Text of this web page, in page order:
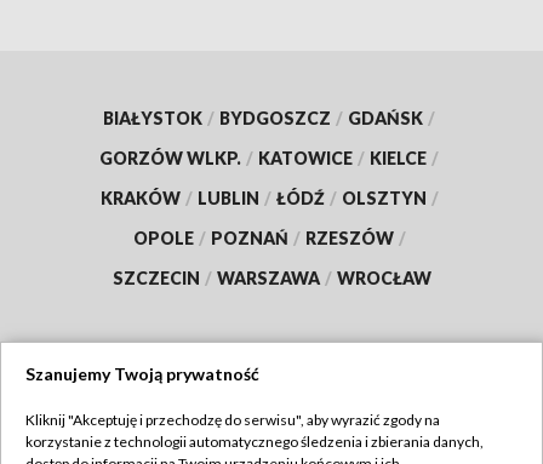
BIAŁYSTOK / BYDGOSZCZ / GDAŃSK /
GORZÓW WLKP. / KATOWICE / KIELCE /
KRAKÓW / LUBLIN / ŁÓDŹ / OLSZTYN /
OPOLE / POZNAŃ / RZESZÓW /
SZCZECIN / WARSZAWA / WROCŁAW
TVP
Szanujemy Twoją prywatność
Kliknij "Akceptuję i przechodzę do serwisu", aby wyrazić zgody na
korzystanie z technologii automatycznego śledzenia i zbierania danych,